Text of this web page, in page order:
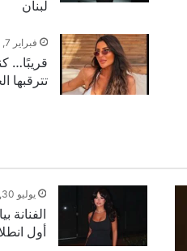
لبنان
فبراير 7, 2026
قريبًا…
تترقبها
يوليو 30, 2026
أول